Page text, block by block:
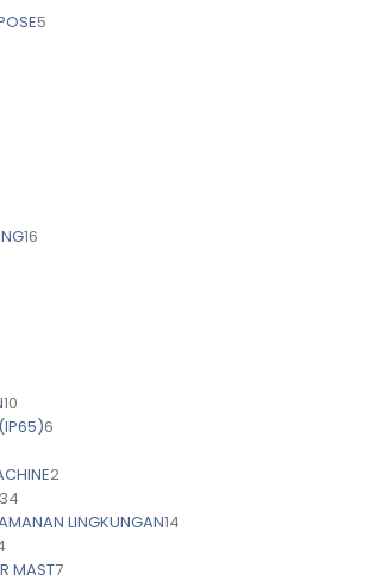
5
16
10
6
2
34
LINGKUNGAN14
MAST7